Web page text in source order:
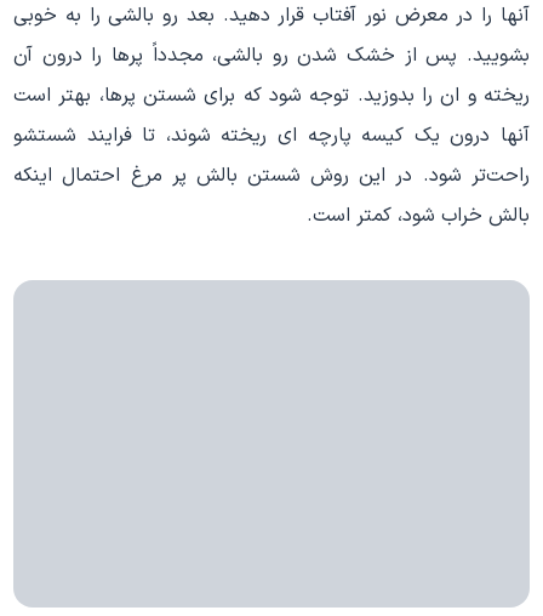
آنها را در معرض نور آفتاب قرار دهید. بعد رو بالشی را به خوبی
بشویید. پس از خشک شدن رو بالشی، مجدداً پرها را درون آن
ریخته و ان را بدوزید. توجه شود که برای شستن پرها، بهتر است
آنها درون یک کیسه پارچه ای ریخته شوند، تا فرایند شستشو
راحت‌تر شود. در این روش شستن بالش پر مرغ احتمال اینکه
بالش خراب شود، کمتر است.